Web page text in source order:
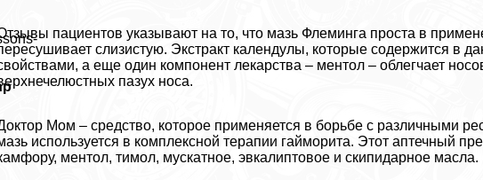
пациентов указывают на то, что мазь Флеминга проста в
слизистую. Экстpaкт календулы, которые содержится в
а еще один компонент лекарства – ментол – облегчает
пазух носа.
Мом – средство, которое применяется в борьбе с различными
используется в комплексной терапии гайморита. Этот аптечный
ментол, тимол, мускатное, эвкалиптовое и скипидapное масла.